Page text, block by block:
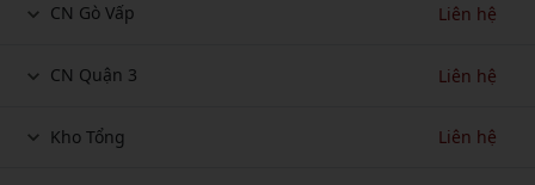
CN Gò Vấp Liên hệ
CN Quận 3 Liên hệ
Kho Tổng Liên hệ